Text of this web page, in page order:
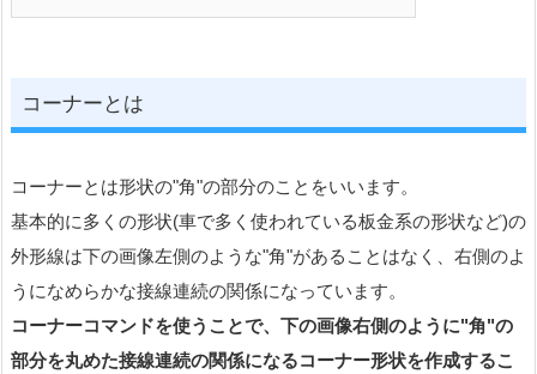
コーナーとは
コーナーとは形状の"角"の部分のことをいいます。
基本的に多くの形状(車で多く使われている板金系の形状など)の
外形線は下の画像左側のような"角"があることはなく、右側のよ
うになめらかな接線連続の関係になっています。
コーナーコマンドを使うことで、下の画像右側のように"角"の
部分を丸めた接線連続の関係になるコーナー形状を作成するこ